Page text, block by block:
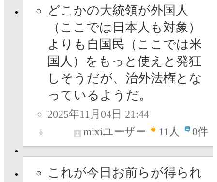
どこかの大統領が外国人
（ここでは日本人も対象）
よりも自国民（ここでは米
国人）をもっと使えと発狂
しそうだが、治外法権とな
っているようだ。
2025年11月04日 21:44
mixiユーザー
11人 0件
これが今日お前らが得られ